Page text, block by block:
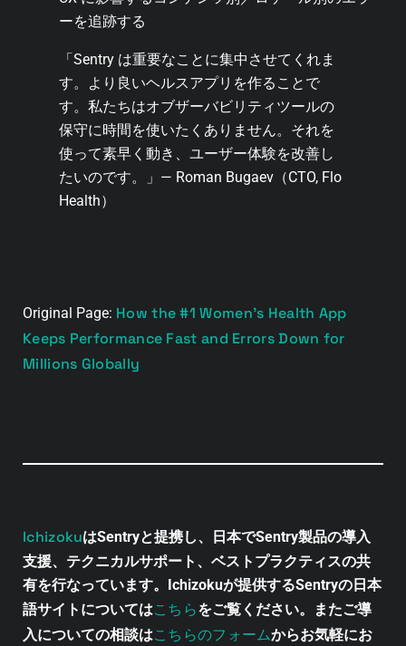
ーを追跡する
「Sentry は重要なことに集中させてくれま
す。より良いヘルスアプリを作ることで
す。私たちはオブザーバビリティツールの
保守に時間を使いたくありません。それを
使って素早く動き、ユーザー体験を改善し
たいのです。」— Roman Bugaev（CTO, Flo
Health）
Original Page: How the #1 Women’s Health App
Keeps Performance Fast and Errors Down for
Millions Globally
IchizokuはSentryと提携し、日本でSentry製品の導入
支援、テクニカルサポート、ベストプラクティスの共
有を行なっています。Ichizokuが提供するSentryの日本
語サイトについてはこちらをご覧ください。またご導
入についての相談はこちらのフォームからお気軽にお